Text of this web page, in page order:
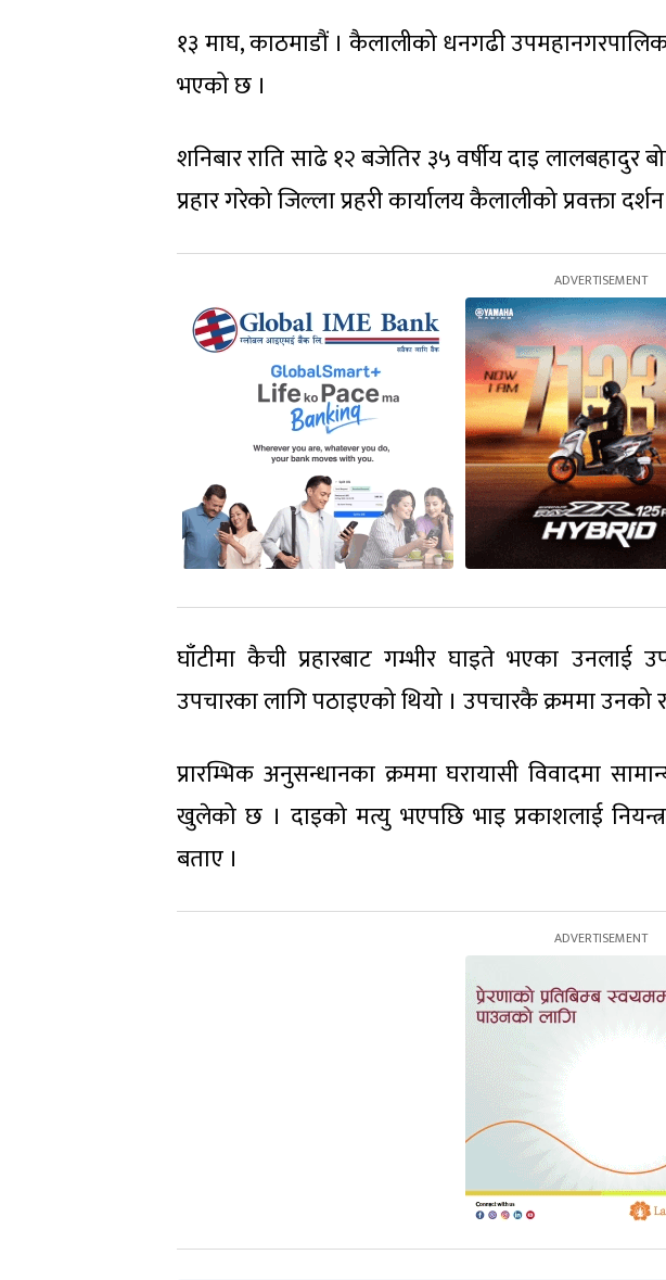
१३ माघ, काठमाडौं । कैलालीको धनगढी
भएको छ ।
शनिबार राति साढे १२ बजेतिर ३५ वर्षीय दाइ लालबहादुर
प्रहार गरेको जिल्ला प्रहरी कार्यालय कैलालीको प्रवक्ता
घाँटीमा कैची प्रहारबाट गम्भीर घाइते भएका उनलाई
उपचारका लागि पठाइएको थियो । उपचारकै क्रममा
प्रारम्भिक अनुसन्धानका क्रममा घरायासी विवादमा
खुलेको छ । दाइको मत्यु भएपछि भाइ प्रकाशलाई
बताए ।